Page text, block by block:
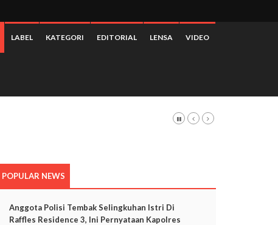
LABEL KATEGORI EDITORIAL LENSA VIDEO
POPULAR NEWS
Anggota Polisi Tembak Selingkuhan Istri Di
Raffles Residence 3, Ini Pernyataan Kapolres